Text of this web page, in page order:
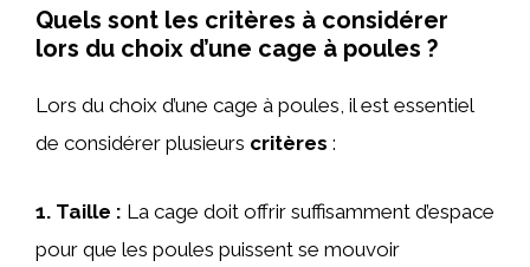
Quels sont les critères à considérer
lors du choix d’une cage à poules ?
Lors du choix d’une cage à poules, il est essentiel
de considérer plusieurs critères :
1. Taille : La cage doit offrir suffisamment d’espace
pour que les poules puissent se mouvoir